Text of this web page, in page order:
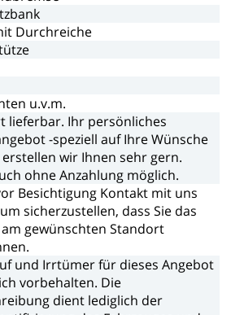
Durchreiche
u.v.m.
lieferbar. Ihr persönliches
-speziell auf IhreWünsche
erstellen wir Ihnen sehr gern.
ohneAnzahlung möglich.
Besichtigung Kontakt mit uns
um sicherzustellen, dass Sie das
am gewünschten Standort
und Irrtümerfür dieses Angebot
vorbehalten. Die
dient lediglich der